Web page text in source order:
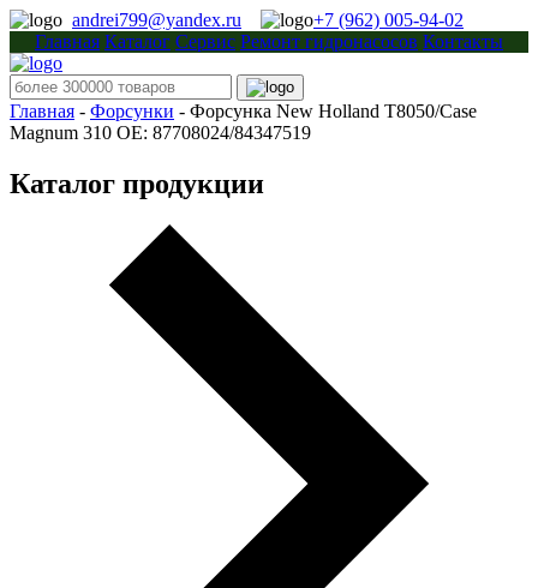
andrei799@yandex.ru
+7 (962) 005-94-02
Главная Каталог Сервис Ремонт гидронасосов Контакты
Главная - Форсунки - Форсунка New Holland T8050/Case
Magnum 310 OE: 87708024/84347519
Каталог продукции